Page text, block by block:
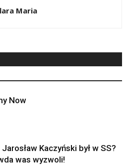
Maria
Now
Kaczyński był w SS?
was wyzwoli!